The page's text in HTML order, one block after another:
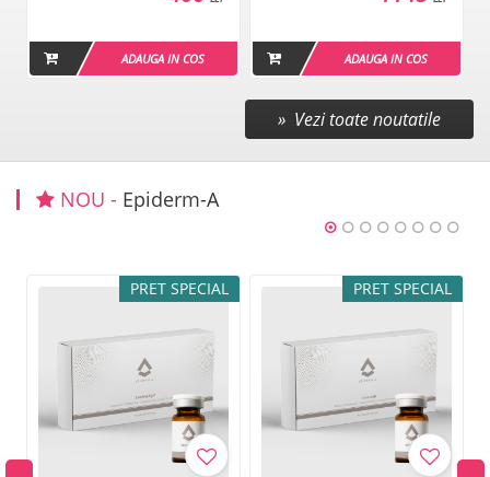
ADAUGA IN COS ADAUGA IN COS
» Vezi toate noutatile
NOU - Epiderm-A
PRET SPECIAL PRET SPECIAL